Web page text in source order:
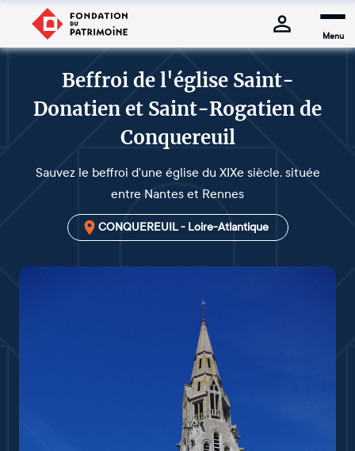
Menu
Beffroi de l'église Saint-
Donatien et Saint-Rogatien de
Conquereuil
Sauvez le beffroi d'une église du XIXe siècle, située
entre Nantes et Rennes
CONQUEREUIL - Loire-Atlantique